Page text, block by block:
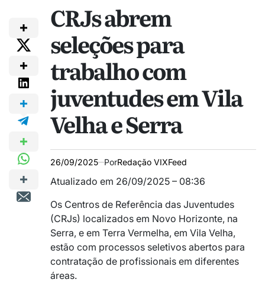
CRJs abrem
seleções para
trabalho com
juventudes em Vila
Velha e Serra
26/09/2025 PorRedação VIXFeed
Atualizado em 26/09/2025 – 08:36
Os Centros de Referência das Juventudes
(CRJs) localizados em Novo Horizonte, na
Serra, e em Terra Vermelha, em Vila Velha,
estão com processos seletivos abertos para
contratação de profissionais em diferentes
áreas.